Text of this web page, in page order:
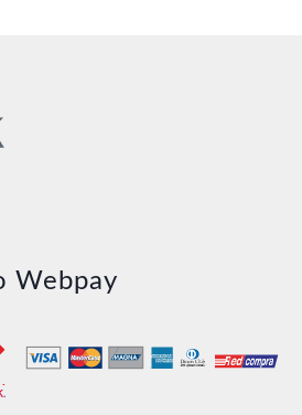
Webpay